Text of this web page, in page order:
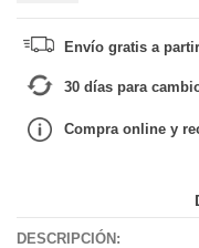
Envío gratis a
30 días para
Compra online y
DESCRIPCIÓN: